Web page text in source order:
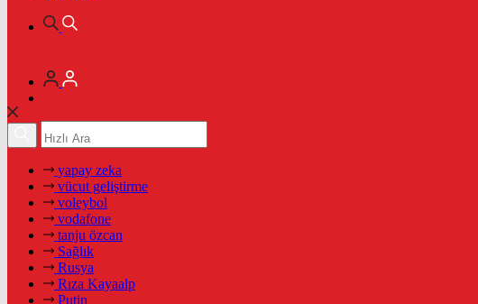
yapay zeka
vücut geliştirme
voleybol
vodafone
tanju özcan
Sağlık
Rusya
Rıza Kayaalp
Putin